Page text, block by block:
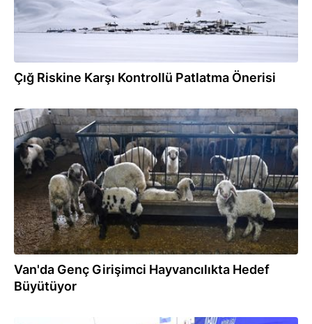
Çığ Riskine Karşı Kontrollü Patlatma Önerisi
04.03.2026
Van'da Genç Girişimci Hayvancılıkta Hedef
Büyütüyor